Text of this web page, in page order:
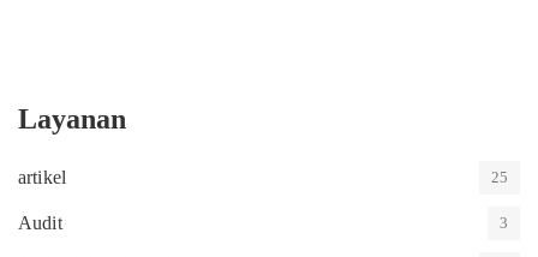
Layanan
artikel 25
Audit 3